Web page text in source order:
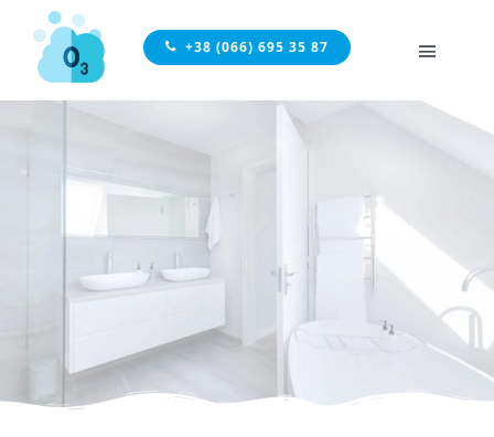
content
+38 (066) 695 35 87
Toggle
ПОСЛУГИ